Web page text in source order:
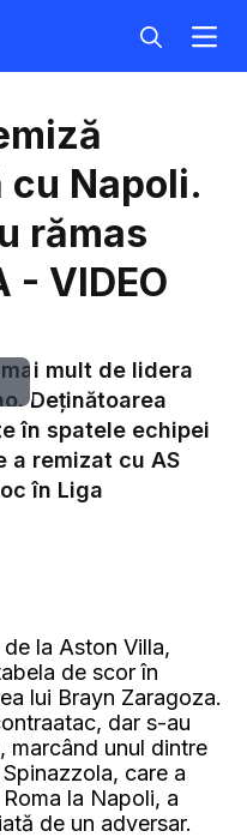
Napoli.
rămas
- VIDEO
mult de lidera
Deținătoarea
în spatele echipei
a remizat cu AS
în Liga
la Aston Villa,
de scor în
lui Brayn Zaragoza.
dar s-au
marcând unul dintre
care a
la Napoli, a
de un adversar.